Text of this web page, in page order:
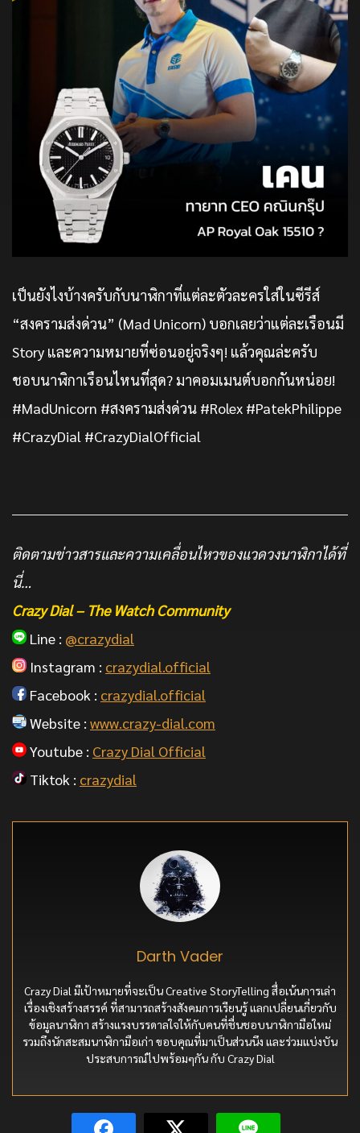
เป็นยังไงบ้างครับกับนาฬิกาที่แต่ละตัวละครใส่ในซีรีส์
“สงครามส่งด่วน” (Mad Unicorn) บอกเลยว่าแต่ละเรือนมี
Story และความหมายที่ซ่อนอยู่จริงๆ! แล้วคุณล่ะครับ
ชอบนาฬิกาเรือนไหนที่สุด? มาคอมเมนต์บอกกันหน่อย!
#MadUnicorn #สงครามส่งด่วน #Rolex #PatekPhilippe
#CrazyDial #CrazyDialOfficial
ติดตามข่าวสารและความเคลื่อนไหวของแวดวงนาฬิกาได้ที่
นี่…
Crazy Dial – The Watch Community
Line : @crazydial
Instagram : crazydial.official
Facebook : crazydial.official
Website : www.crazy-dial.com
Youtube : Crazy Dial Official
Tiktok : crazydial
Darth Vader
Crazy Dial มีเป้าหมายที่จะเป็น Creative StoryTelling สื่อเน้นการเล่า
เรื่องเชิงสร้างสรรค์ ที่สามารถสร้างสังคมการเรียนรู้ แลกเปลี่ยนเกี่ยวกับ
ข้อมูลนาฬิกา สร้างแรงบรรดาลใจให้กับคนที่ชื่นชอบนาฬิกามือใหม่
รวมถึงนักสะสมนาฬิกามือเก่า ขอบคุณที่มาเป็นส่วนนึง และร่วมแบ่งบัน
ประสบการณ์ไปพร้อมๆกัน กับ Crazy Dial